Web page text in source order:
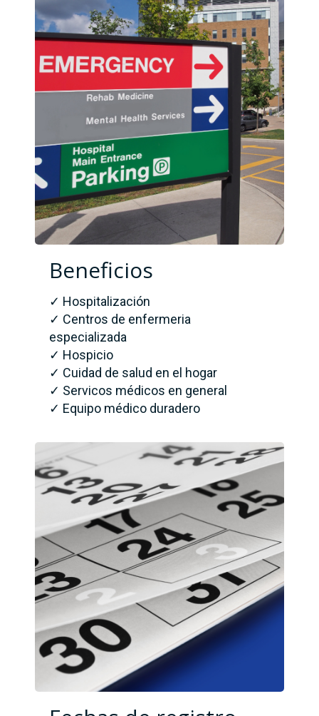
Beneficios
✓ Hospitalización
✓ Centros de enfermeria
especializada
✓ Hospicio
✓ Cuidad de salud en el hogar
✓ Servicos médicos en general
✓ Equipo médico duradero